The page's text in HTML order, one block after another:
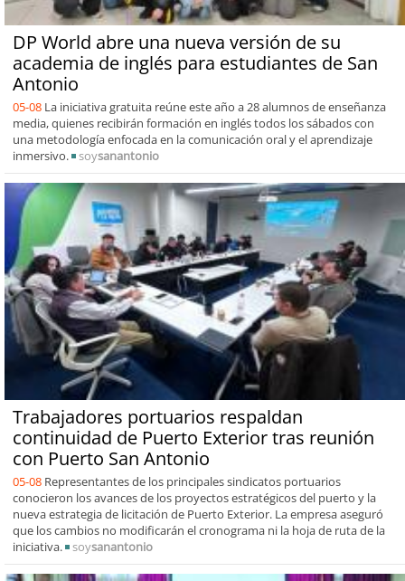
DP World abre una nueva versión de su
academia de inglés para estudiantes de San
Antonio
05-08 La iniciativa gratuita reúne este año a 28 alumnos de enseñanza
media, quienes recibirán formación en inglés todos los sábados con
una metodología enfocada en la comunicación oral y el aprendizaje
inmersivo.
soysanantonio
Trabajadores portuarios respaldan
continuidad de Puerto Exterior tras reunión
con Puerto San Antonio
05-08 Representantes de los principales sindicatos portuarios
conocieron los avances de los proyectos estratégicos del puerto y la
nueva estrategia de licitación de Puerto Exterior. La empresa aseguró
que los cambios no modificarán el cronograma ni la hoja de ruta de la
iniciativa.
soysanantonio